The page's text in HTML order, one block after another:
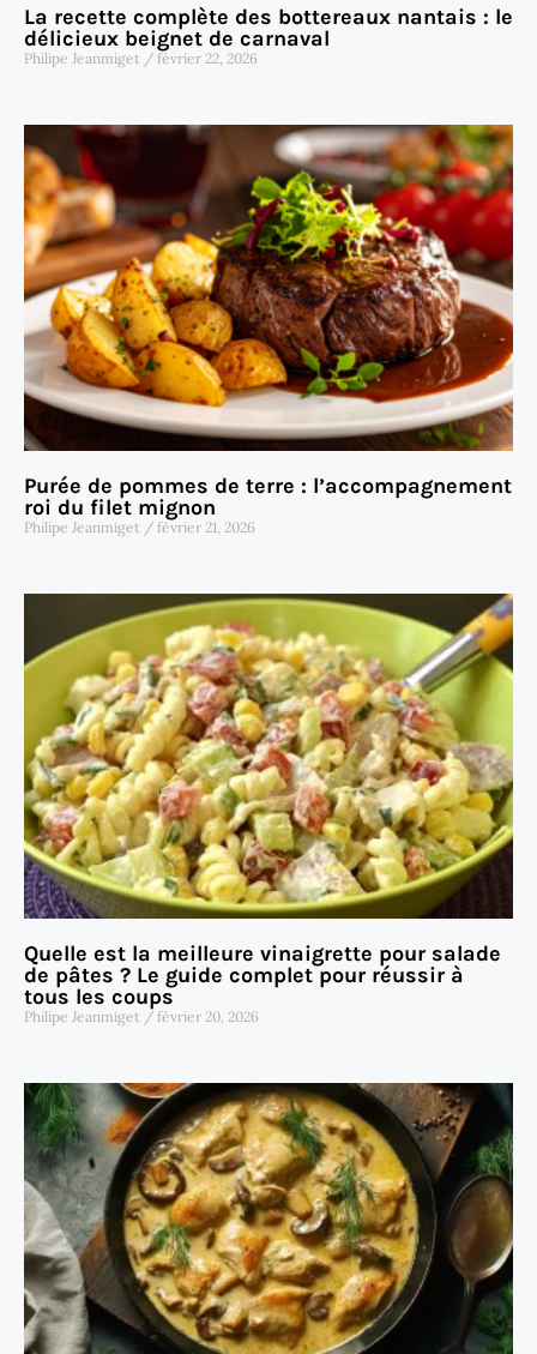
La recette complète des bottereaux nantais : le
délicieux beignet de carnaval
Philipe Jeanmiget février 22, 2026
Purée de pommes de terre : l’accompagnement
roi du filet mignon
Philipe Jeanmiget février 21, 2026
Quelle est la meilleure vinaigrette pour salade
de pâtes ? Le guide complet pour réussir à
tous les coups
Philipe Jeanmiget février 20, 2026